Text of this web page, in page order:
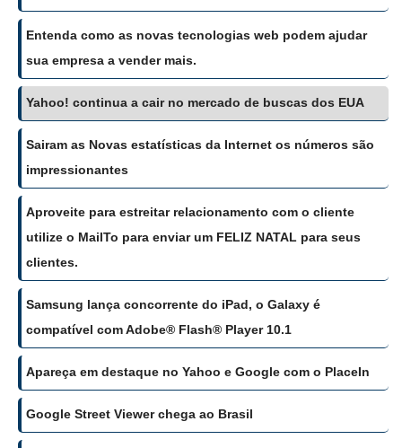
Entenda como as novas tecnologias web podem ajudar
sua empresa a vender mais.
Yahoo! continua a cair no mercado de buscas dos EUA
Sairam as Novas estatísticas da Internet os números são
impressionantes
Aproveite para estreitar relacionamento com o cliente
utilize o MailTo para enviar um FELIZ NATAL para seus
clientes.
Samsung lança concorrente do iPad, o Galaxy é
compatível com Adobe® Flash® Player 10.1
Apareça em destaque no Yahoo e Google com o PlaceIn
Google Street Viewer chega ao Brasil